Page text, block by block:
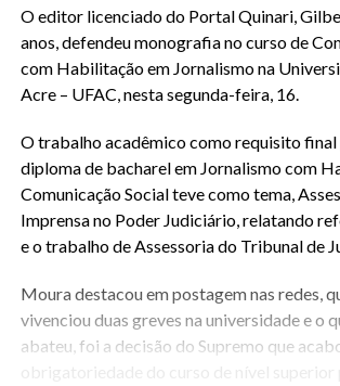
O editor licenciado do Portal Quinari,
anos, defendeu monografia no curso de
com Habilitação em Jornalismo na
Acre – UFAC, nesta segunda-feira, 16.
O trabalho acadêmico como requisito
diploma de bacharel em Jornalismo com
Comunicação Social teve como tema,
Imprensa no Poder Judiciário, relatando
e o trabalho de Assessoria do Tribunal de
Moura destacou em postagem nas redes,
vivenciou duas greves na universidade e o
abateu, foi a decisão do Supremo que